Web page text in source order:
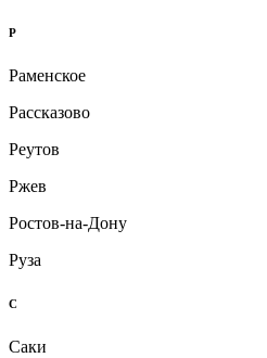
Р
Раменское
Рассказово
Реутов
Ржев
Ростов-на-Дону
Руза
С
Саки